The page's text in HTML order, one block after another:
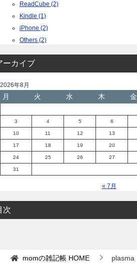
ReadCube (2)
Kindle (1)
iPhone (2)
Others (2)
ーカイブ
2026年8月
月 火 水 木 金
3 4 5 6
10 11 12 13
17 18 19 20
24 25 26 27
31
« 7月
次
momの雑記帳 HOME plasma